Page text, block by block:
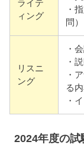
ライテ
ィング
・
問）
リスニ
ング
・
・
・
る
・
2024年度の試